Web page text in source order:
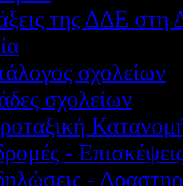
της ΔΔΕ στη
σχολείων
σχολείων
-
-